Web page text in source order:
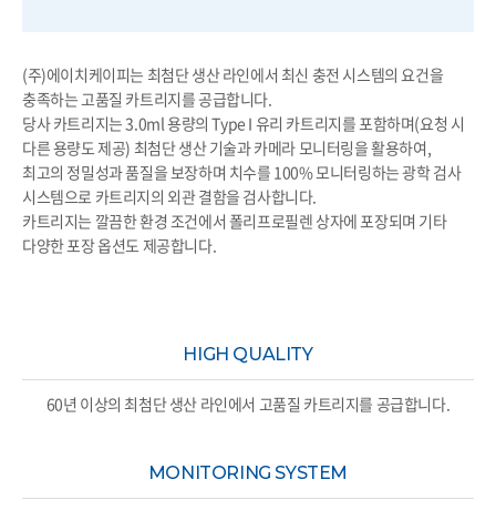
(주)에이치케이피는 최첨단 생산 라인에서 최신 충전 시스템의 요건을
충족하는 고품질 카트리지를 공급합니다.
당사 카트리지는 3.0ml 용량의 Type I 유리 카트리지를 포함하며(요청 시
다른 용량도 제공) 최첨단 생산 기술과 카메라 모니터링을 활용하여,
최고의 정밀성과 품질을 보장하며 치수를 100% 모니터링하는 광학 검사
시스템으로 카트리지의 외관 결함을 검사합니다.
카트리지는 깔끔한 환경 조건에서 폴리프로필렌 상자에 포장되며 기타
다양한 포장 옵션도 제공합니다.
HIGH QUALITY
60년 이상의 최첨단 생산 라인에서 고품질 카트리지를 공급합니다.
MONITORING SYSTEM